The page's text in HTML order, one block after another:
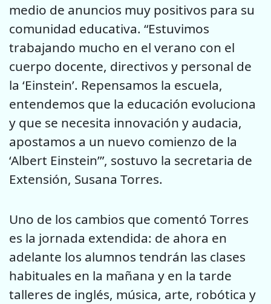
medio de anuncios muy positivos para su
comunidad educativa. “Estuvimos
trabajando mucho en el verano con el
cuerpo docente, directivos y personal de
la ‘Einstein’. Repensamos la escuela,
entendemos que la educación evoluciona
y que se necesita innovación y audacia,
apostamos a un nuevo comienzo de la
‘Albert Einstein’”, sostuvo la secretaria de
Extensión, Susana Torres.
Uno de los cambios que comentó Torres
es la jornada extendida: de ahora en
adelante los alumnos tendrán las clases
habituales en la mañana y en la tarde
talleres de inglés, música, arte, robótica y